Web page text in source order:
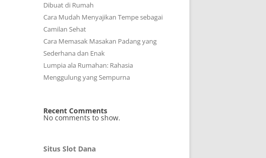
Dibuat di Rumah
Cara Mudah Menyajikan Tempe sebagai
Camilan Sehat
Cara Memasak Masakan Padang yang
Sederhana dan Enak
Lumpia ala Rumahan: Rahasia
Menggulung yang Sempurna
Recent Comments
No comments to show.
Situs Slot Dana